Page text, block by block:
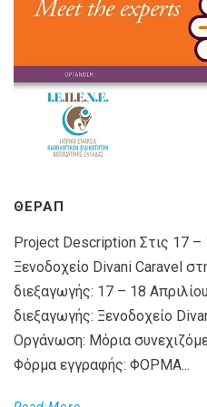
ΘΕΡΑΠ
Project Description Στις 17 –
Ξενοδοχείο Divani Caravel
διεξαγωγής: 17 – 18
διεξαγωγής: Ξενοδοχείο
Οργάνωση: Μόρια
Φόρμα εγγραφής: ΦΟΡΜΑ...